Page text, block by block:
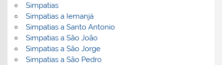
Simpatias
Simpatias a Iemanjá
Simpatias a Santo Antonio
Simpatias a São João
Simpatias a São Jorge
Simpatias a São Pedro